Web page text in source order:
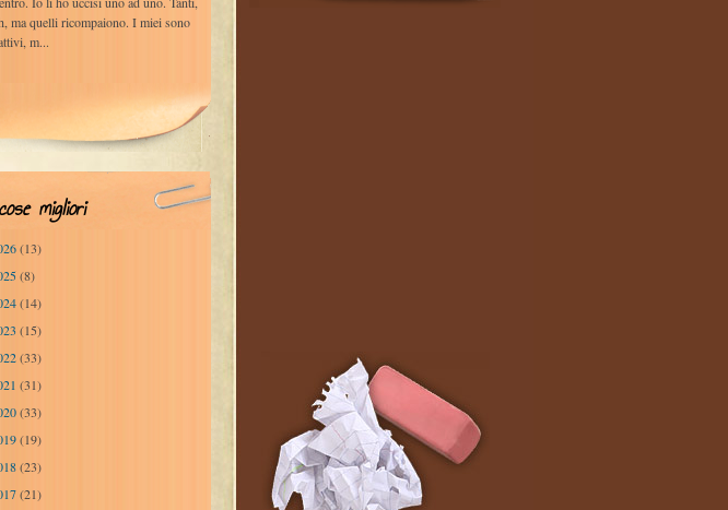
ma quelli ricompaiono. I miei sono
m...
migliori
(13)
(8)
(14)
(15)
(33)
(31)
(33)
(19)
(23)
(21)